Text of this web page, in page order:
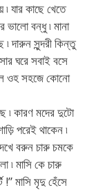
যার কাছে খেতে
ভালো বন্ধু ৷ মানা
দারুন সুন্দরী কিন্তু
ঘরে সবাই বসে
ওহ সহজে কোনো
৷ কারণ মদের দুটো
পরেই থাকেন ৷
বরুন চারু চমকে
৷ মাসি কে চারু
মাসি মৃদু হেঁসে